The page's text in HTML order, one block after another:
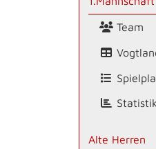
Team
Statistik
Alte Herren